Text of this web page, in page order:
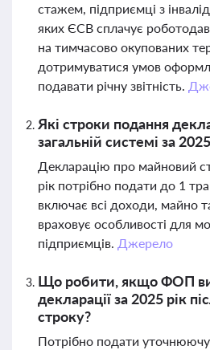
стажем, підприємці з
яких ЄСВ сплачує
на тимчасово окупованих
дотримуватися умов
подавати річну звітність.
Які строки подання
загальній системі за
Декларацію про майновий
рік потрібно подати до 1
включає всі доходи, майно
враховує особливості для
підприємців. Джерело
Що робити, якщо ФОП
декларації за 2025 рік
строку?
Потрібно подати